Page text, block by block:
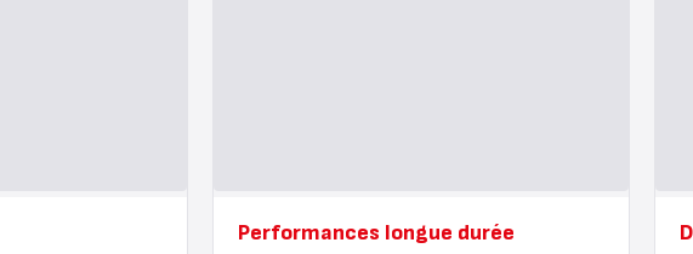
Performances longue durée